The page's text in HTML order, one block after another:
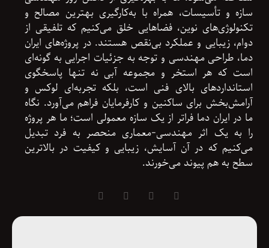
سازه و تأسیسات، همراه با به‌کارگیری بهترین مصالح و
تکنولوژی‌های نوین، فضاهایی خلق می‌کنیم که تلفیقی از
دوام، زیبایی و عملکرد بی‌نقص هستند. در پروژه‌های ایران
دما، طراحی مهندسی و توجه به جزئیات اجرایی به گونه‌ای
است که هر استخر و مجموعه آبی نه تنها پاسخگوی
استانداردهای بالای فنی است، بلکه تجربه‌ای لوکس و
آرامش‌بخش برای ساکنین و کارفرمایان فراهم می‌آورد. نگاه
ما در ایران دما فراتر از یک سازه معمولی است؛ ما هر پروژه
را به یک اثر مهندسی-معماری منحصر به فرد تبدیل
می‌کنیم که در آن آسایش، زیبایی و کیفیت در بالاترین
سطح به هم پیوند می‌خورند.